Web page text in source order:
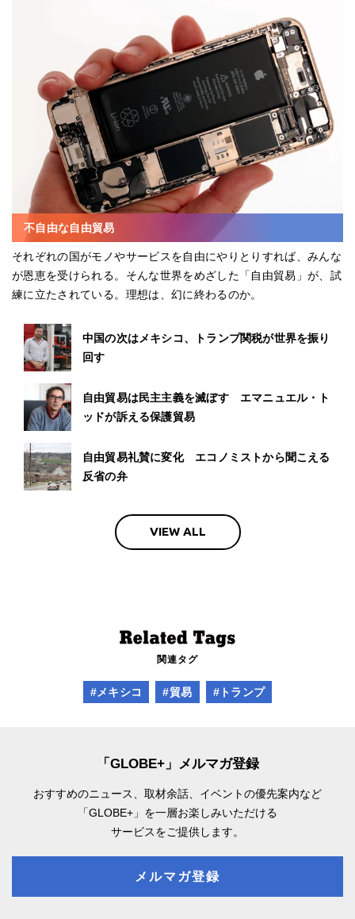
不自由な自由貿易
それぞれの国がモノやサービスを自由にやりとりすれば、みんな
が恩恵を受けられる。そんな世界をめざした「自由貿易」が、試
練に立たされている。理想は、幻に終わるのか。
中国の次はメキシコ、トランプ関税が世界を振り
回す
自由貿易は民主主義を滅ぼす エマニュエル・ト
ッドが訴える保護貿易
自由貿易礼賛に変化 エコノミストから聞こえる
反省の弁
VIEW ALL
関連タグ
#メキシコ #貿易 #トランプ
「GLOBE+」メルマガ登録
おすすめのニュース、取材余話、 イベントの優先案内など
「GLOBE+」を一層お楽しみいただける
サービスをご提供します。
メルマガ登録